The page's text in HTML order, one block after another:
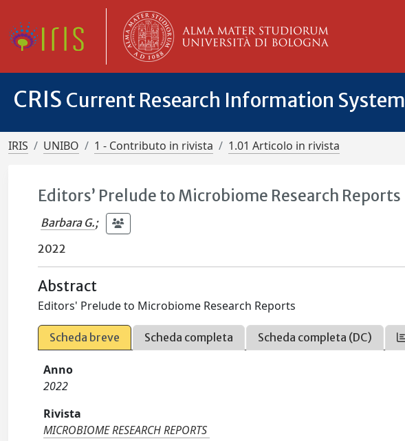
CRIS Current Research Information System
IRIS UNIBO 1 - Contributo in rivista 1.01 Articolo in rivista
Editors’ Prelude to Microbiome Research Reports
Barbara G.;
2022
Abstract
Editors' Prelude to Microbiome Research Reports
Scheda breve Scheda completa Scheda completa (DC)
Anno
2022
Rivista
MICROBIOME RESEARCH REPORTS